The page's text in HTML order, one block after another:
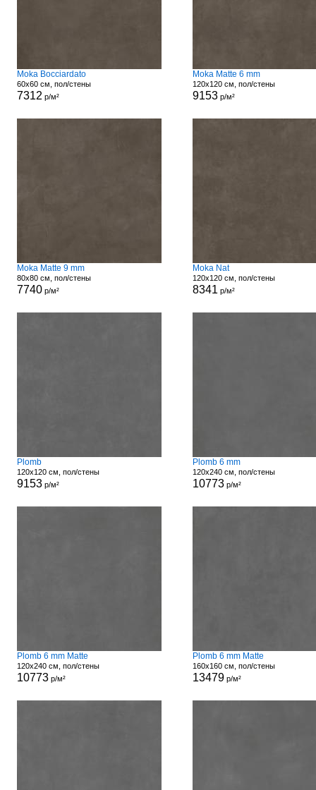
Moka Bocciardato
60x60 см, пол/стены
7312 р/м²
Moka Matte 6 mm
120x120 см, пол/стены
9153р/м²
Moka Matte 9 mm
80x80 см, пол/стены
7740р/м²
Moka Nat
120x120 см, пол/стены
8341 р/м²
Plomb
120x120 см, пол/стены
9153р/м²
Plomb 6 mm
120x240 см, пол/стены
10773р/м²
Plomb 6 mm Matte
120x240 см, пол/стены
10773р/м²
Plomb 6 mm Matte
160x160 см, пол/стены
13479р/м²